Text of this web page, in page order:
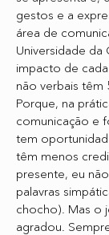
gestos e a
área de
Universidade
impacto de
não verbais têm
Porque, na
comunicação e
tem
têm menos
presente, eu
palavras
chocho). Mas o
agradou.